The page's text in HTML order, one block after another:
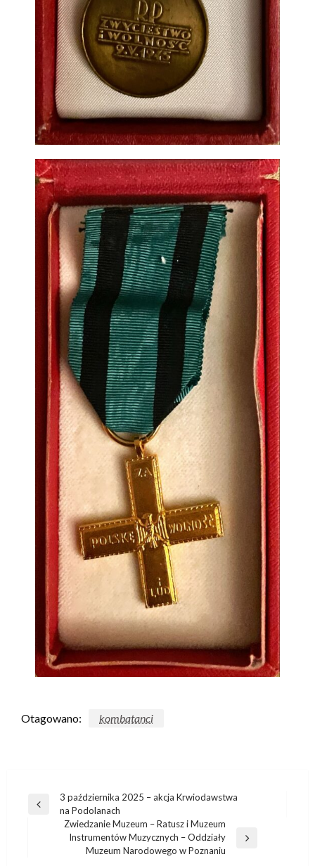
Otagowano: kombatanci
3 października 2025 – akcja Krwiodawstwa
na Podolanach
Zwiedzanie Muzeum – Ratusz i Muzeum
Instrumentów Muzycznych – Oddziały
Muzeum Narodowego w Poznaniu